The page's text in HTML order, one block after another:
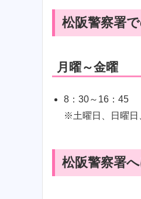
松阪警察署
月曜～金曜
8：30～16：45
※土曜日、日曜日
松阪警察署